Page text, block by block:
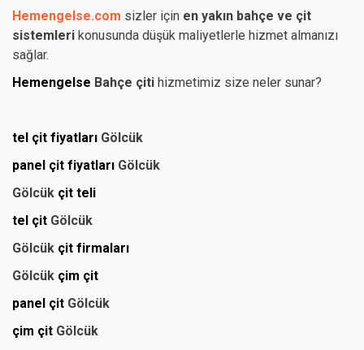
Hemengelse.com sizler için en yakın bahçe ve çit
sistemleri konusunda düşük maliyetlerle hizmet almanızı
sağlar.
Hemengelse Bahçe çiti hizmetimiz size neler sunar?
tel çit fiyatları Gölcük
panel çit fiyatları Gölcük
Gölcük çit teli
tel çit Gölcük
Gölcük çit firmaları
Gölcük çim çit
panel çit Gölcük
çim çit Gölcük